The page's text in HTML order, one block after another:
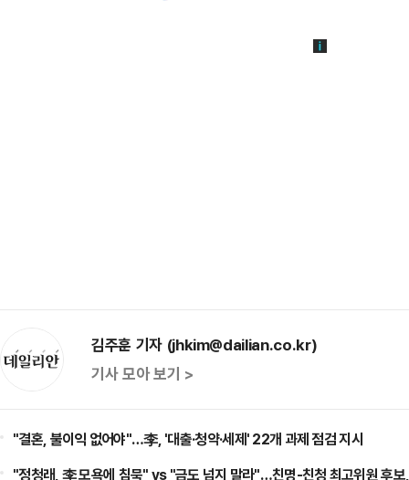
김주훈 기자 (jhkim@dailian.co.kr)
기사 모아 보기 >
"결혼, 불이익 없어야"…李, '대출·청약·세제' 22개 과제 점검 지시
"정청래, 李 모욕에 침묵" vs "금도 넘지 말라"…친명-친청 최고위원 후보